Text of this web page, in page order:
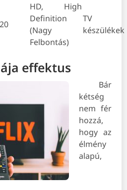
HD, High
Definition
(Nagy
Felbontás)
TV
készülékek
effektus
Bár
kétség
nem fér
hozzá,
hogy az
élmény
alapú,